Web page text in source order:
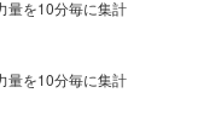
量を10分毎に集計
量を10分毎に集計